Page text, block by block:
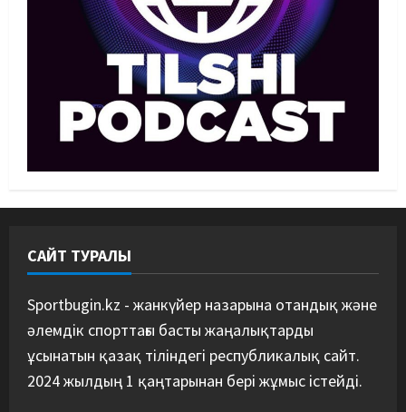
3
Басты жаңалық Күрес
“Оңай болған жоқ”: Өзбек
файтері өзінен үш есе ауыр
балуанды таза жеңді
07/08/2026
Әйгілі Снайдер мен Тажудинов
5
құрамасының бас бапкері
тағайындалды
САЙТ ТУРАЛЫ
Sportbugin.kz - жанкүйер назарына отандық және
әлемдік спорттағы басты жаңалықтарды
ұсынатын қазақ тіліндегі республикалық сайт.
2024 жылдың 1 қаңтарынан бері жұмыс істейді.